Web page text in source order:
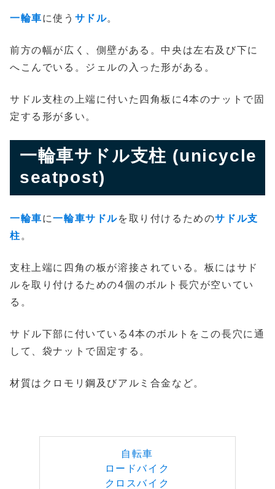
一輪車に使う サドル。
前方の幅が広く、側壁がある。中央は左右及び下に
へこんでいる。ジェルの入った形がある。
サドル支柱の上端に付いた四角板に4本のナットで固
定する形が多い。
一輪車サドル支柱 (unicycle
seatpost)
一輪車に一輪車サドルを取り付けるためのサドル支
柱 。
支柱上端に四角の板が溶接されている。板にはサド
ルを取り付けるための4個のボルト長穴が空いてい
る。
サドル下部に付いている4本のボルトをこの長穴に通
して、袋ナットで固定する。
材質はクロモリ鋼及びアルミ合金など。
自転車
ロードバイク
クロスバイク